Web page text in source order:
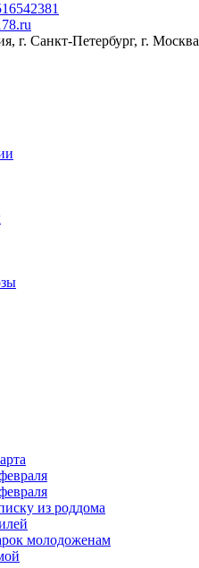
г. Санкт-Петербург, г. Москва
из роддома
молодоженам